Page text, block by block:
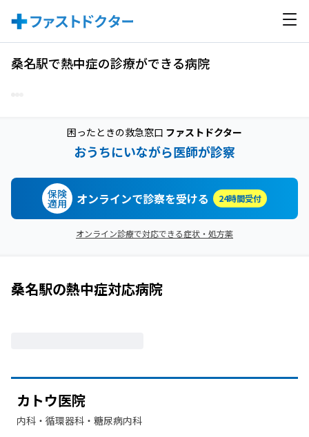
桑名駅で熱中症の診療ができる病院
困ったときの救急窓口 ファストドクター
おうちにいながら医師が診察
保険
適用 オンラインで診察を受ける 24時間受付
オンライン診療で対応できる症状・処方薬
桑名駅の熱中症対応病院
カトウ医院
内科・​循環器科・​糖尿病内科